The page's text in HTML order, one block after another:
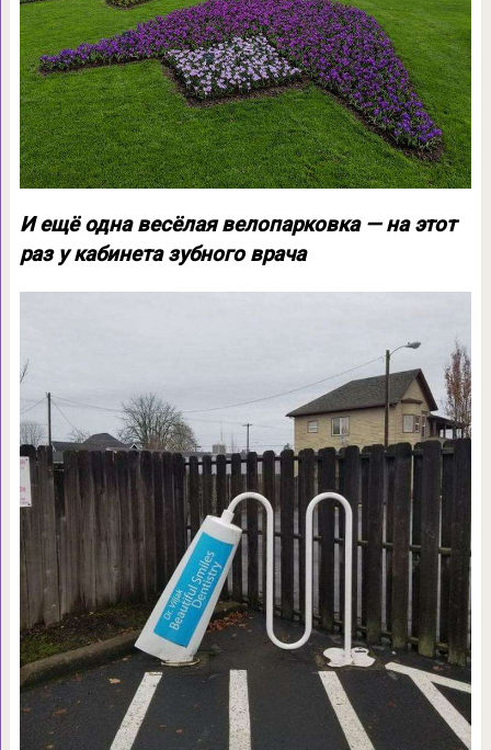
И ещё одна весёлая велопарковка — на этот
раз у кабинета зубного врача